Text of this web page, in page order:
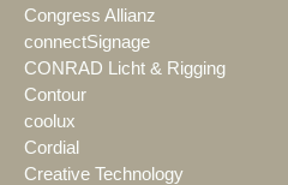
Congress Allianz
connectSignage
CONRAD Licht & Rigging
Contour
coolux
Cordial
Creative Technology